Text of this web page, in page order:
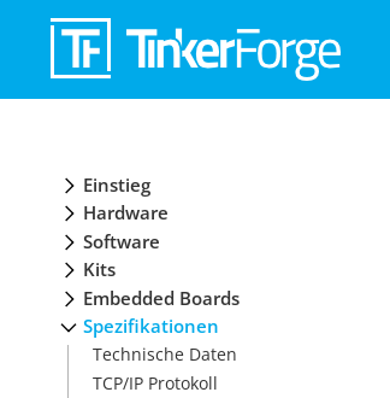
Einstieg
Hardware
Software
Kits
Embedded Boards
Spezifikationen
Technische Daten
TCP/IP Protokoll